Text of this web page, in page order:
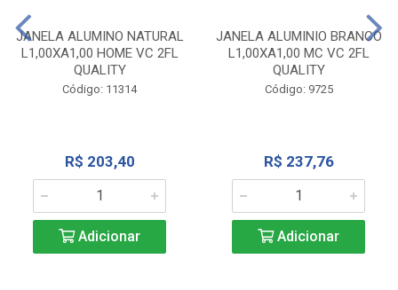
JANELA ALUMINO NATURAL
L1,00XA1,00 HOME VC 2FL
QUALITY
Código: 11314
R$ 203,40
Adicionar
JANELA ALUMINIO BRANCO
L1,00XA1,00 MC VC 2FL
QUALITY
Código: 9725
R$ 237,76
Adicionar